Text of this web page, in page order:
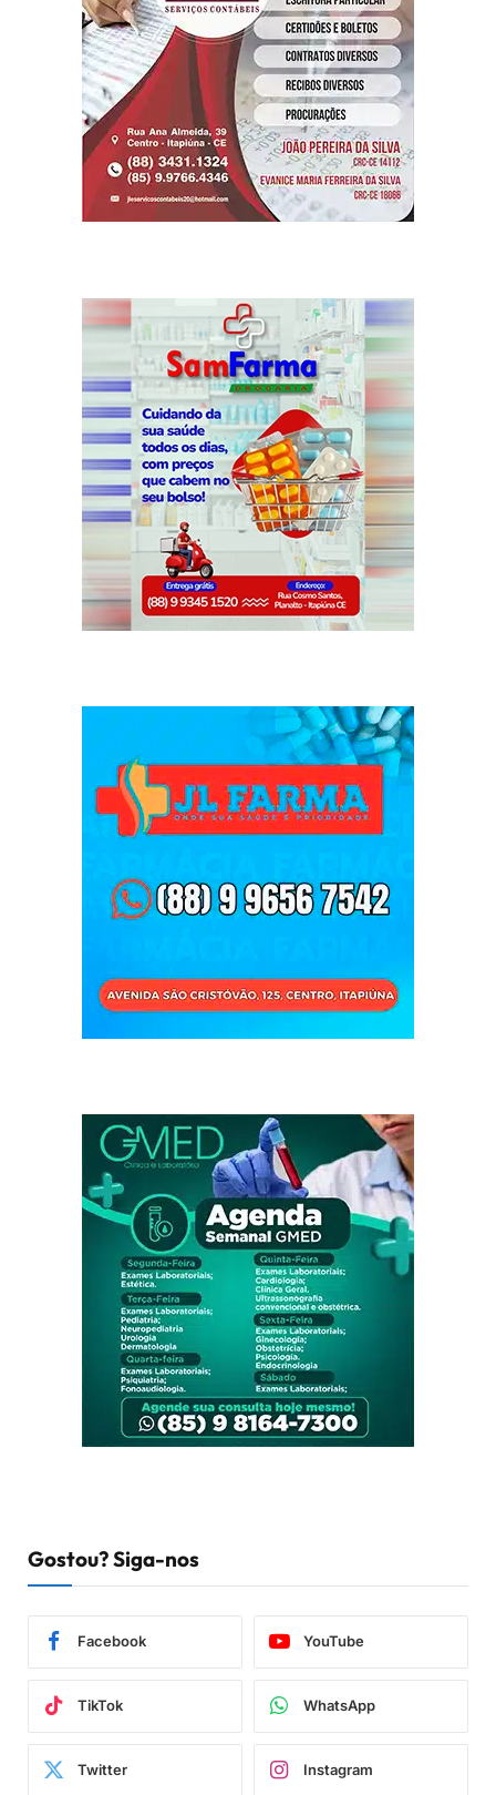
Gostou? Siga-nos
Facebook YouTube
TikTok WhatsApp
Twitter Instagram